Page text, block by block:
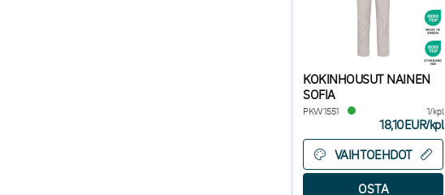
KOKINHOUSUT NAINEN
SOFIA
PKW1551 1/kpl
18,10EUR/kpl
VAIHTOEHDOT